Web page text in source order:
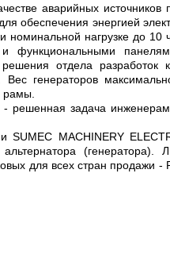
аварийных источников
обеспечения энергией
номинальной нагрузке до 10
функциональными
отдела разработок
генераторов
рамы.
решенная задача
SUMEC MACHINERY
(генератора).
для всех стран продажи